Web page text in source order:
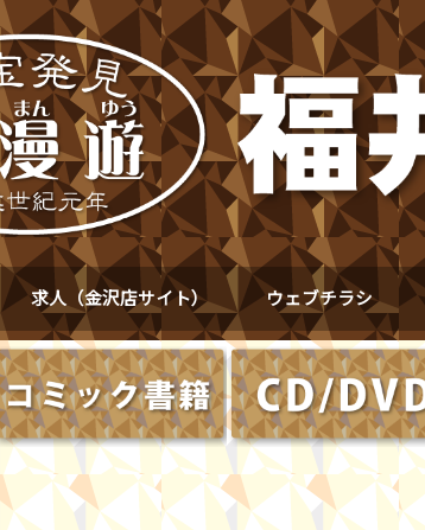
求人（金沢店サイト） ウェブチラシ